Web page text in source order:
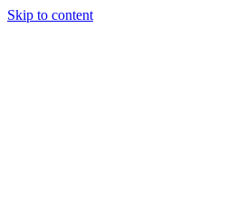
Skip to content